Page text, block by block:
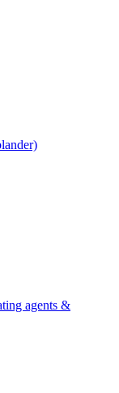
agents &